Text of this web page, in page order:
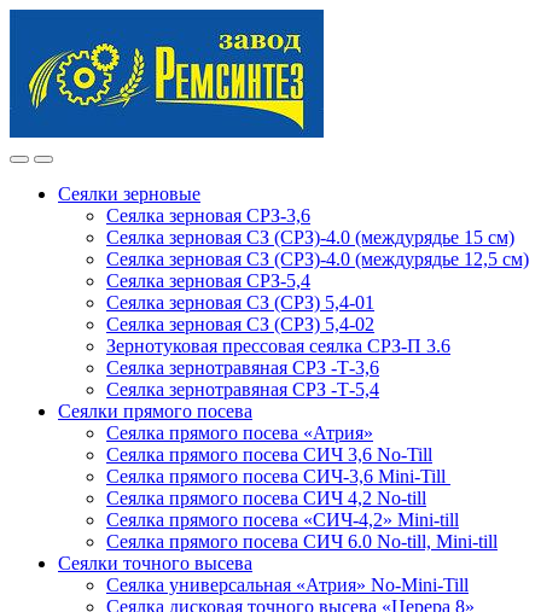
navigation
content
Сеялки зерновые
Сеялка зерновая СРЗ-3,6
Сеялка зерновая СЗ (СРЗ)-4.0 (междурядье 15 см)
Сеялка зерновая СЗ (СРЗ)-4.0 (междурядье 12,5 см)
Сеялка зерновая СРЗ-5,4
Сеялка зерновая СЗ (СРЗ) 5,4-01
Сеялка зерновая СЗ (СРЗ) 5,4-02
Зернотуковая прессовая сеялка СРЗ-П 3.6
Сеялка зернотравяная СРЗ -Т-3,6
Сеялка зернотравяная СРЗ -Т-5,4
Сеялки прямого посева
Сеялка прямого посева «Атрия»
Сеялка прямого посева СИЧ 3,6 No-Till
Сеялка прямого посева СИЧ-3,6 Mini-Till
Сеялка прямого посева СИЧ 4,2 No-till
Сеялка прямого посева «СИЧ-4,2» Mini-till
Сеялка прямого посева СИЧ 6.0 No-till, Mini-till
Сеялки точного высева
Сеялка универсальная «Атрия» No-Mini-Till
Сеялка дисковая точного высева «Церера 8»